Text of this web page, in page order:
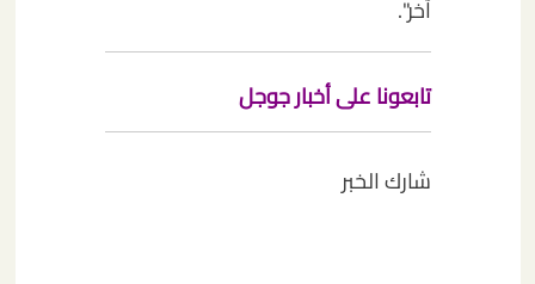
آخر".
تابعونا على أخبار جوجل
شارك الخبر